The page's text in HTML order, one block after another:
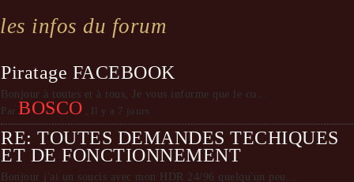
les infos du forum
Piratage FACEBOOK
Bonjour à toutes et à tous, Je vous informe que le co...
Par BOSCO , Il y a 7 jours
RE: TOUTES DEMANDES TECHIQUES
ET DE FONCTIONNEMENT
Bonjour j'ai un soucis avec mon HDR 24/96 quelqu'un peu...